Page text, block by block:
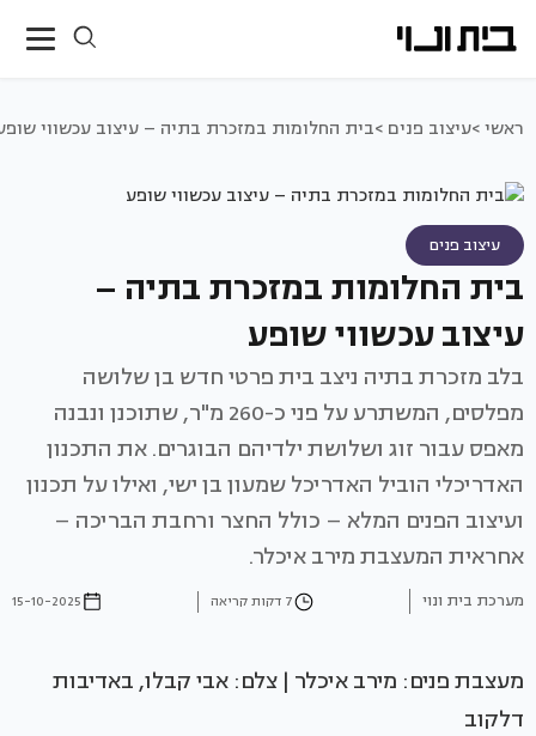
ראשי >עיצוב פנים >בית החלומות במזכרת בתיה – עיצוב עכשווי
עיצוב פנים
בית החלומות במזכרת בתיה –
עיצוב עכשווי שופע
בלב מזכרת בתיה ניצב בית פרטי חדש בן שלושה
מפלסים, המשתרע על פני כ-260 מ"ר, שתוכנן ונבנה
מאפס עבור זוג ושלושת ילדיהם הבוגרים. את התכנון
האדריכלי הוביל האדריכל שמעון בן ישי, ואילו על תכנון
ועיצוב הפנים המלא – כולל החצר ורחבת הבריכה –
אחראית המעצבת מירב איכלר.
מערכת בית ונוי 7 דקות קריאה 15-10-2025
מעצבת פנים: מירב איכלר | צלם: אבי קבלו, באדיבות
דלקוב